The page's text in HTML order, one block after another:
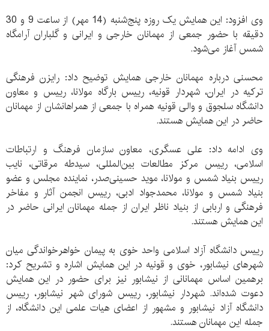
وی افزود: این همایش یک روزه پنج‌شنبه (14 مهر) از ساعت 9 و 30
دقیقه با حضور جمعی از مهمانان خارجی و ایرانی و گلباران آرامگاه
شمس آغاز می‌شود.
محسنی درباره مهمانان خارجی همایش توضیح داد: رایزن فرهنگی
ترکیه در ایران، شهردار قونیه، رییس بارگاه مولانا، رییس و معاون
دانشگاه سلجوق و والی قونیه همراه با جمعی از همراهانشان از مهمانان
حاضر در این همایش هستند.
وی ادامه داد: علی عسگری، معاون سازمان فرهنگ و ارتباطات
اسلامی، رییس مرکز مطالعات بین‌المللی، سیدطه مرقاتی، نایب
رییس بنیاد شمس و مولانا، موید حسینی‌صدر، نماینده مجلس و عضو
بنیاد شمس و مولانا، محمدجواد ادبی، رییس انجمن آثار و مفاخر
فرهنگی و اربابی از بنیاد ناظر ایران از جمله مهمانان ایرانی حاضر در
این همایش هستند.
رییس دانشگاه آزاد اسلامی واحد خوی به پیمان خواهرخواندگی میان
شهرهای نیشابور، خوی و قونیه در این همایش اشاره و تشریح کرد:
برهمین اساس مهمانانی از نیشابور نیز برای حضور در این همایش
دعوت شده‌اند. شهردار نیشابور، رییس شورای شهر نیشابور، رییس
دانشگاه آزاد نیشابور و مشهور از اعضای هیات علمی این دانشگاه، از
جمله این مهمانان هستند.